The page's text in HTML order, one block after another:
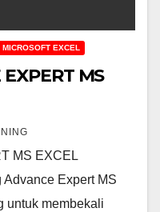
MICROSOFT EXCEL
MS
MS EXCEL
Expert MS
untuk membekali